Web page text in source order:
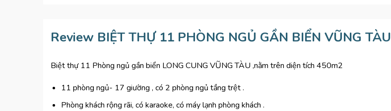
Review BIỆT THỰ 11 PHÒNG NGỦ GẦN BIỂN VŨNG TÀU
Biệt thự 11 Phòng ngủ gần biển LONG CUNG VŨNG TÀU ,nằm trên diện tích 450m2
11 phòng ngủ- 17 giường , có 2 phòng ngủ tầng trệt .
Phòng khách rộng rãi, có karaoke, có máy lạnh phòng khách .